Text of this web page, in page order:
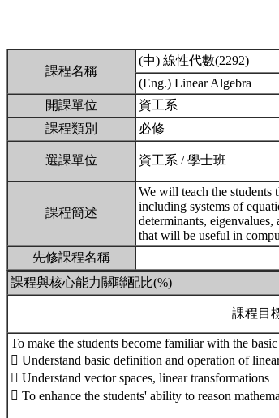
課程名稱
(中) 線性代數(2292)
(Eng.) Linear Algebra
開課單位
資工系
課程類別
必修
選課單位 資工系 / 學士班
課程簡述
We will teach the students
including systems of
determinants,
that will be useful in
先修課程名稱
課程與核心能力關聯配比(%)
課程目
To make the students become familiar with the
 Understand basic definition and operation of
 Understand vector spaces, linear transformations
 To enhance the students' ability to reason